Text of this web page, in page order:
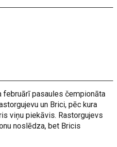
februārī pasaules čempionāta
un Brici, pēc kura
viņu piekāvis. Rastorgujevs
noslēdza, bet Bricis